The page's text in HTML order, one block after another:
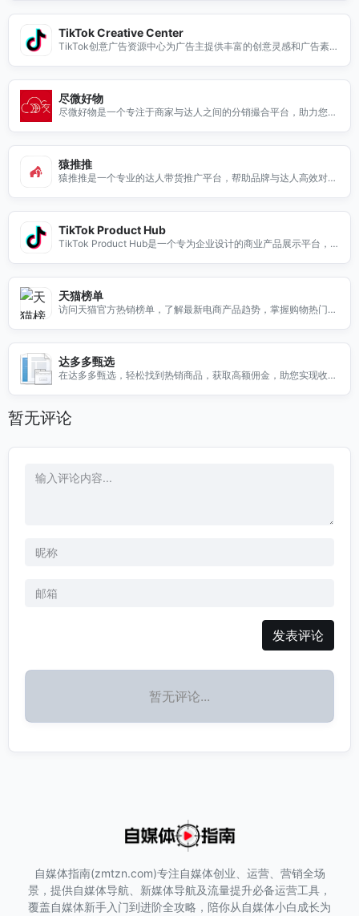
TikTok Creative Center
TikTok创意广告资源中心为广告主提供丰富的创意灵感和广告素
最新的广告趋势、创意策略以及用户互动技巧，提升您的广告效
果，吸引更多目标受众。加入我们，开启您的创意广告之旅！
尽微好物
尽微好物是一个专注于商家与达人之间的分销撮合平台，助力您的
猿推推
猿推推是一个专业的达人带货推广平台，帮助品牌与达人高效对
TikTok Product Hub
TikTok Product Hub是一个专为企业设计的商业产品展示平台，
轻松创建引人注目的产品展示，吸引更多潜在客户，提升品牌知名
度。加入TikTok Product Hub，开启您的商业成功之旅，利用短
视频的力量，推动销售增长，提升用户互动。
天猫榜单
访问天猫官方热销榜单，了解最新电商产品趋势，掌握购物热门商
达多多甄选
在达多多甄选，轻松找到热销商品，获取高额佣金，助您实现收益
暂无评论
发表评论
暂无评论...
自媒体指南(zmtzn.com)专注自媒体创业、运营、营销全场
景，提供自媒体导航、新媒体导航及流量提升必备运营工具，
覆盖自媒体新手入门到进阶全攻略，陪你从自媒体小白成长为